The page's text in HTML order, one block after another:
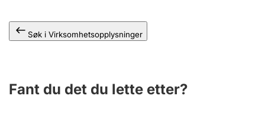
Søk i Virksomhetsopplysninger
Fant du det du lette etter?